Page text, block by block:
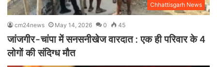
Chhattisgarh News
cm24news May 14, 2026 0 45
जांजगीर-चांपा में सनसनीखेज वारदात : एक ही परिवार के 4
लोगों की संदिग्ध मौत